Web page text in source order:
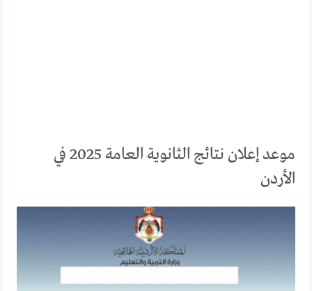
موعد إعلان نتائج الثانوية العامة 2025 في
الأردن